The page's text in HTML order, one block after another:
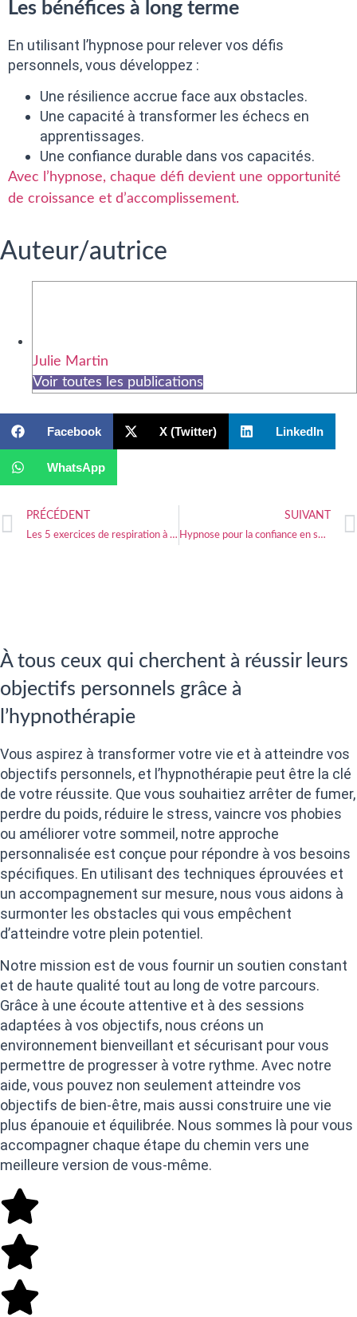
Les bénéfices à long terme
En utilisant l’hypnose pour relever vos défis
personnels, vous développez :
Une résilience accrue face aux obstacles.
Une capacité à transformer les échecs en
apprentissages.
Une confiance durable dans vos capacités.
Avec l’hypnose, chaque défi devient une opportunité
de croissance et d’accomplissement.
Auteur/autrice
Julie Martin
Voir toutes les publications
Facebook X (Twitter) LinkedIn
WhatsApp
PRÉCÉDENT
Les 5 exercices de respiration à combiner avec l’hypnose
SUIVANT
Hypnose pour la confiance en soi : comment expliquer son fonctionnement à vos proches
À tous ceux qui cherchent à réussir leurs
objectifs personnels grâce à
l’hypnothérapie
Vous aspirez à transformer votre vie et à atteindre vos
objectifs personnels, et l’hypnothérapie peut être la clé
de votre réussite. Que vous souhaitiez arrêter de fumer,
perdre du poids, réduire le stress, vaincre vos phobies
ou améliorer votre sommeil, notre approche
personnalisée est conçue pour répondre à vos besoins
spécifiques. En utilisant des techniques éprouvées et
un accompagnement sur mesure, nous vous aidons à
surmonter les obstacles qui vous empêchent
d’atteindre votre plein potentiel.
Notre mission est de vous fournir un soutien constant
et de haute qualité tout au long de votre parcours.
Grâce à une écoute attentive et à des sessions
adaptées à vos objectifs, nous créons un
environnement bienveillant et sécurisant pour vous
permettre de progresser à votre rythme. Avec notre
aide, vous pouvez non seulement atteindre vos
objectifs de bien-être, mais aussi construire une vie
plus épanouie et équilibrée. Nous sommes là pour vous
accompagner chaque étape du chemin vers une
meilleure version de vous-même.